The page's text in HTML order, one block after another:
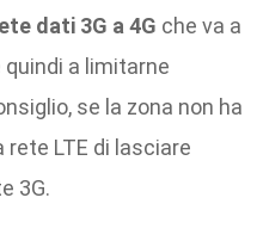
dati 3G a 4G che va a
a limitarne
se la zona non ha
LTE di lasciare
3G.